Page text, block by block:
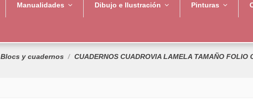
Manualidades Dibujo e Ilustración Pinturas
Blocs y cuadernos
CUADERNOS CUADROVIA LAMELA TAMAÑO FOLIO